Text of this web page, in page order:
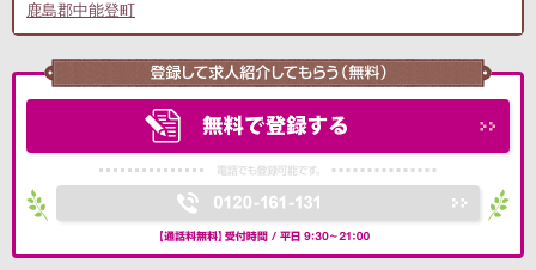
鹿島郡中能登町